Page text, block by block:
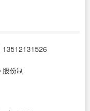
13512131526
股份制